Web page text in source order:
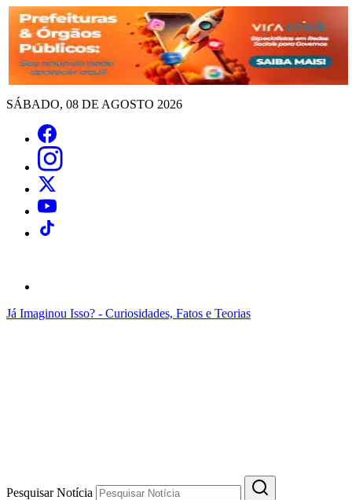
SÁBADO, 08 DE AGOSTO 2026
Já Imaginou Isso? - Curiosidades, Fatos e Teorias
Pesquisar Notícia